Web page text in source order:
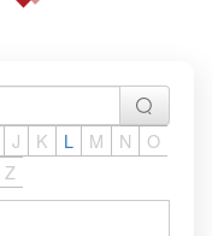
J K L M N
O
Z